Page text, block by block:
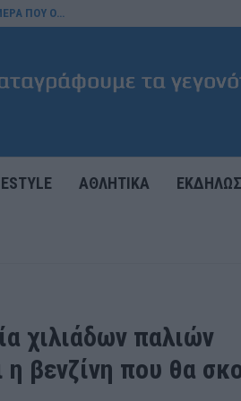
ΠΟΥ Ο…
ΑΘΛΗΤΙΚΑ
χιλιάδων παλιών
βενζίνη που θα